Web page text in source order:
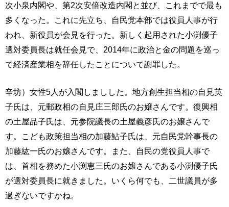
次小泉内閣や、第2次安倍改造内閣と並び、これまでで最も
多くなった。これに先立ち、自民党本部では役員人事が行
われ、新役員が会見を行った。新しく起用された小渕優子
選対委員長は就任会見で、2014年に政治と金の問題を巡っ
て経済産業相を辞任したことについて謝罪した。
辛坊）女性5人が入閣しましした。地方創生担当相の自見英
子氏は、元郵政相の自見庄三郎氏のお嬢さんです。復興相
の土屋品子氏は、元参院議長の土屋義彦氏のお嬢さんで
す。こども政策担当相の加藤鮎子氏は、元自民党幹事長の
加藤紘一氏のお嬢さんです。また、自民の党役員人事で
は、首相を務めた小渕恵三氏のお嬢さんである小渕優子氏
が選対委員長に就きました。いくら何でも、二世議員が多
過ぎないですかね。